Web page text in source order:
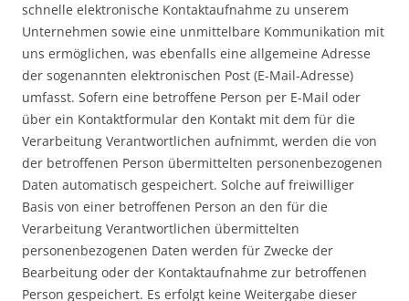
schnelle elektronische Kontaktaufnahme zu unserem
Unternehmen sowie eine unmittelbare Kommunikation mit
uns ermöglichen, was ebenfalls eine allgemeine Adresse
der sogenannten elektronischen Post (E-Mail-Adresse)
umfasst. Sofern eine betroffene Person per E-Mail oder
über ein Kontaktformular den Kontakt mit dem für die
Verarbeitung Verantwortlichen aufnimmt, werden die von
der betroffenen Person übermittelten personenbezogenen
Daten automatisch gespeichert. Solche auf freiwilliger
Basis von einer betroffenen Person an den für die
Verarbeitung Verantwortlichen übermittelten
personenbezogenen Daten werden für Zwecke der
Bearbeitung oder der Kontaktaufnahme zur betroffenen
Person gespeichert. Es erfolgt keine Weitergabe dieser